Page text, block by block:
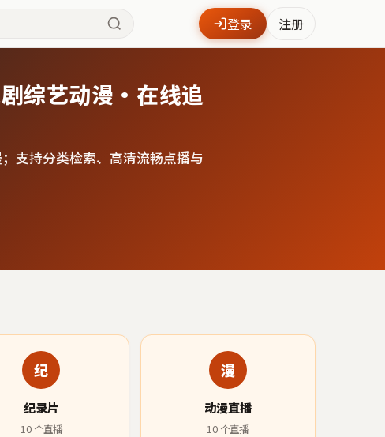
登录 注册
综艺动漫·在线追
支持分类检索、高清流畅点播与
纪
纪录片
10个直播
漫
动漫直播
10 个直播